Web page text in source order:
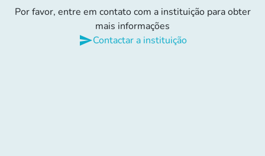
Por favor, entre em contato com a instituição para obter
mais informações
sendContactar a instituição